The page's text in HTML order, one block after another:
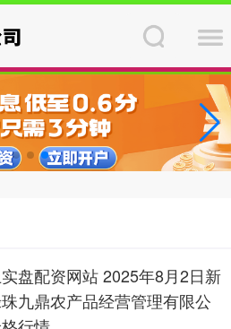
盘配资网站 2025年8月2日新
九鼎农产品经营管理有限公